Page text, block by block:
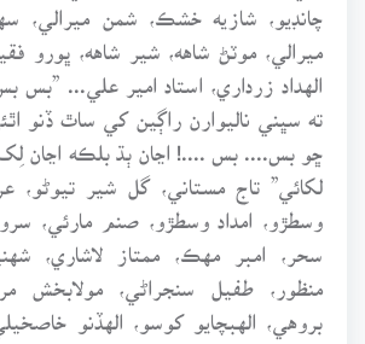
چانڊيو، شازيه خشڪ، شمن ميرالي،
ميرالي، موٽڻ شاهه، شير شاهه، ڀورو
الهداد زرداري، استاد امير علي... ”بس
ته سڀني ناليوارن راڳين کي ساٿ ڏنو
ڇو بس.... بس ....! اڃان ٻڌ بلڪه اڃان
لکائي” تاج مستاني، گل شير تيوڻو،
وسطڙو، امداد وسطڙو، صنم مارئي،
سحر، امبر مهڪ، ممتاز لاشاري،
منظور، طفيل سنجراڻي، مولابخش
بروهي، الهبچايو کوسو، الهڏنو